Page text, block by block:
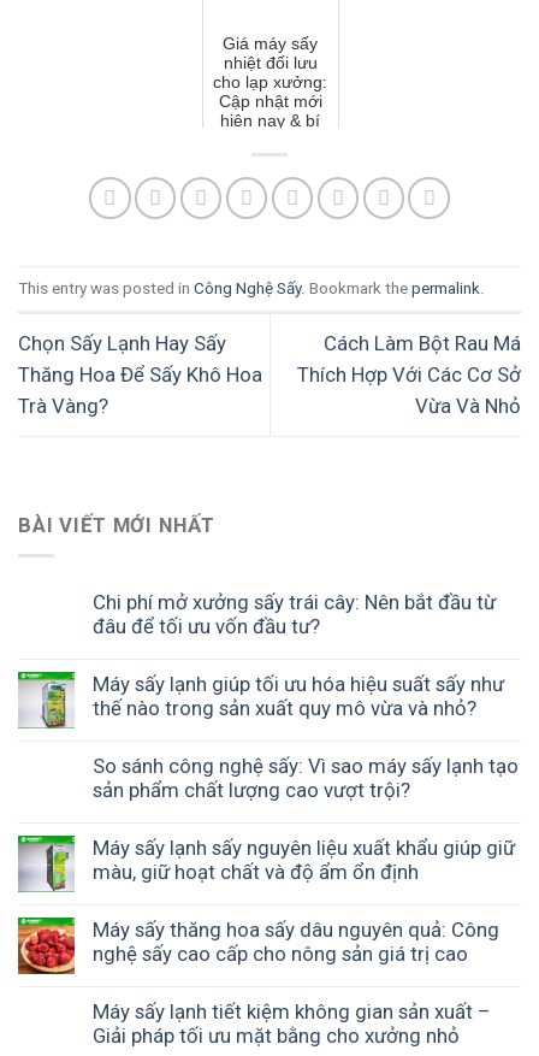
BÀI VIẾT MỚI NHẤT
Chi phí mở xưởng sấy trái cây: Nên bắt đầu từ
đâu để tối ưu vốn đầu tư?
Máy sấy lạnh giúp tối ưu hóa hiệu suất sấy như
thế nào trong sản xuất quy mô vừa và nhỏ?
So sánh công nghệ sấy: Vì sao máy sấy lạnh tạo
sản phẩm chất lượng cao vượt trội?
Máy sấy lạnh sấy nguyên liệu xuất khẩu giúp giữ
màu, giữ hoạt chất và độ ẩm ổn định
Máy sấy thăng hoa sấy dâu nguyên quả: Công
nghệ sấy cao cấp cho nông sản giá trị cao
Máy sấy lạnh tiết kiệm không gian sản xuất –
Giải pháp tối ưu mặt bằng cho xưởng nhỏ
Giá máy sấy
nhiệt đối lưu
cho lạp xưởng:
Cập nhật mới
hiện nay & bí
mua
This entry was posted in Công Nghệ Sấy. Bookmark the permalink
Chọn Sấy Lạnh Hay Sấy
Thăng Hoa Để Sấy Khô Hoa
Trà Vàng?
Cách Làm Bột Rau Má
Thích Hợp Với Các Cơ Sở
Vừa Và Nhỏ